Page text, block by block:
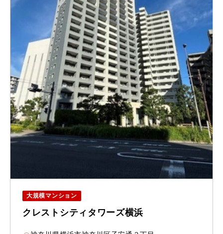
大規模マンション
クレストシティタワーズ横浜